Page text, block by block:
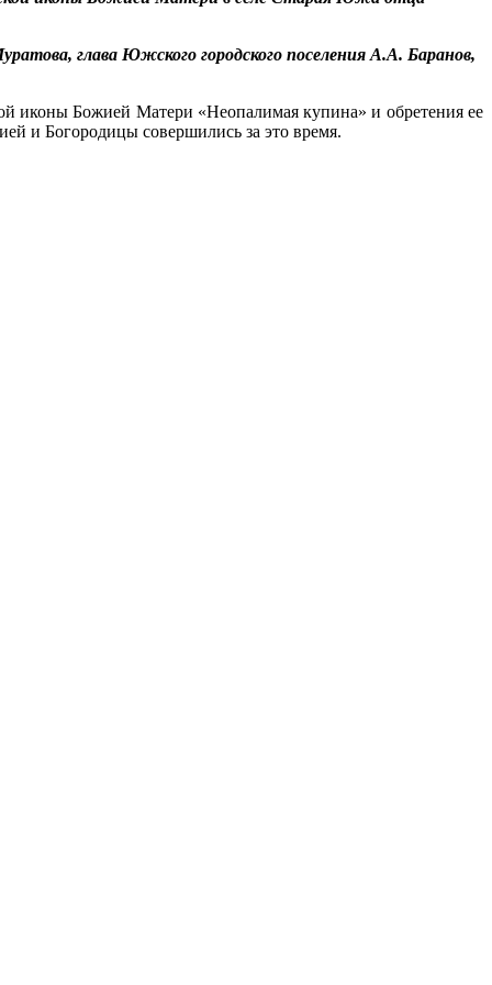
глава Южского городского поселения А.А. Баранов,
иконы Божией Матери «Неопалимая купина» и обретения ее
и Богородицы совершились за это время.